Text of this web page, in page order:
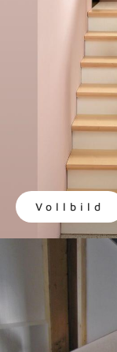
Vollbild